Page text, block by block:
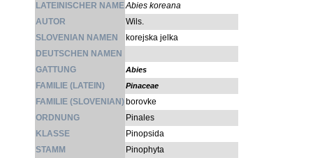
LATEINISCHER NAMEAbies koreana
AUTOR
Wils.
SLOVENIAN NAMEN
korejska jelka
DEUTSCHEN NAMEN
GATTUNG
Abies
FAMILIE (LATEIN) Pinaceae
FAMILIE (SLOVENIAN) borovke
ORDNUNG
Pinales
KLASSE
Pinopsida
STAMM
Pinophyta